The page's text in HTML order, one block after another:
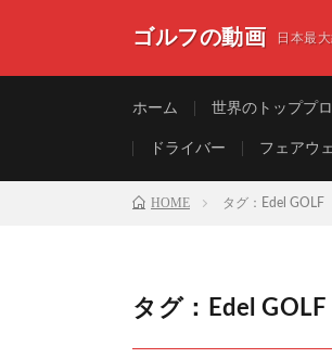
ゴルフの動画 日本最
ホーム 世界のトッププ
ドライバー フェアウ
HOME タグ：Edel GOLF
タグ：Edel